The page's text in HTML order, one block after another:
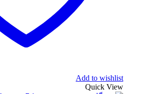
Add to wishlist
Quick View